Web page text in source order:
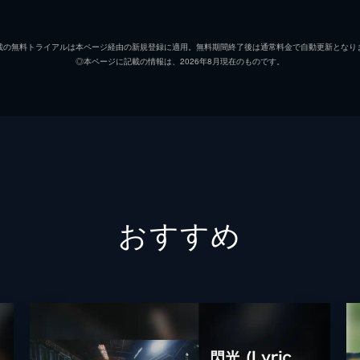
無料トライアルは本ページ経由の新規登録に適用。無料期間終了後は通常料金で自動更新となり
◎本ページに記載の情報は、2026年8月現在のものです。
おすすめ